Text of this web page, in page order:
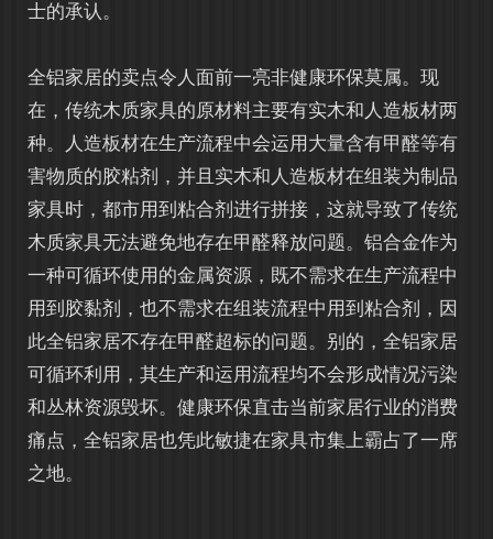
士的承认。
全铝家居的卖点令人面前一亮非健康环保莫属。现
在，传统木质家具的原材料主要有实木和人造板材两
种。人造板材在生产流程中会运用大量含有甲醛等有
害物质的胶粘剂，并且实木和人造板材在组装为制品
家具时，都市用到粘合剂进行拼接，这就导致了传统
木质家具无法避免地存在甲醛释放问题。铝合金作为
一种可循环使用的金属资源，既不需求在生产流程中
用到胶黏剂，也不需求在组装流程中用到粘合剂，因
此全铝家居不存在甲醛超标的问题。别的，全铝家居
可循环利用，其生产和运用流程均不会形成情况污染
和丛林资源毁坏。健康环保直击当前家居行业的消费
痛点，全铝家居也凭此敏捷在家具市集上霸占了一席
之地。